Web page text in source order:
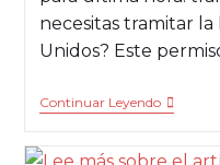
necesitas tramitar la
Unidos? Este
Continuar Leyendo